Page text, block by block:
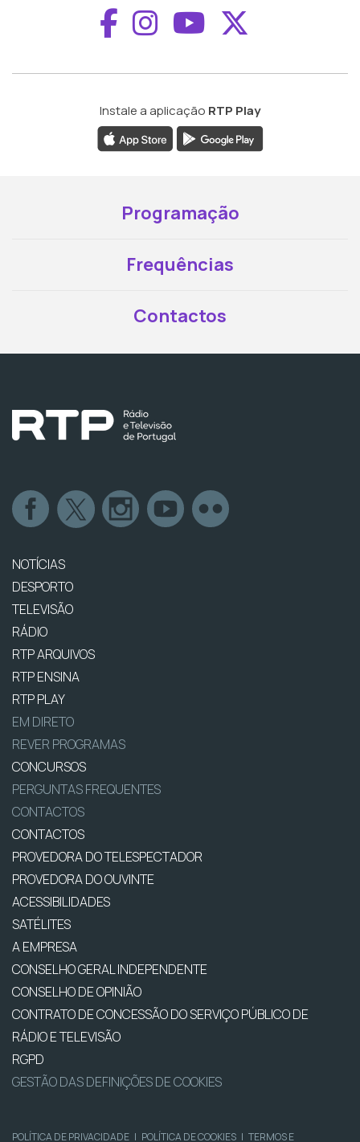
Aceder ao
Aceder ao
Aceder ao
Instale a aplicação RTP Play
Programação
Frequências
Contactos
NOTÍCIAS
DESPORTO
TELEVISÃO
RÁDIO
RTP ARQUIVOS
RTP ENSINA
RTP PLAY
EM DIRETO
REVER PROGRAMAS
CONCURSOS
PERGUNTAS FREQUENTES
CONTACTOS
CONTACTOS
PROVEDORA DO TELESPECTADOR
PROVEDORA DO OUVINTE
ACESSIBILIDADES
SATÉLITES
A EMPRESA
CONSELHO GERAL INDEPENDENTE
CONSELHO DE OPINIÃO
CONTRATO DE CONCESSÃO DO SERVIÇO PÚBLICO DE
RÁDIO E TELEVISÃO
RGPD
GESTÃO DAS DEFINIÇÕES DE COOKIES
POLÍTICA DE PRIVACIDADE | POLÍTICA DE COOKIES | TERMOS E